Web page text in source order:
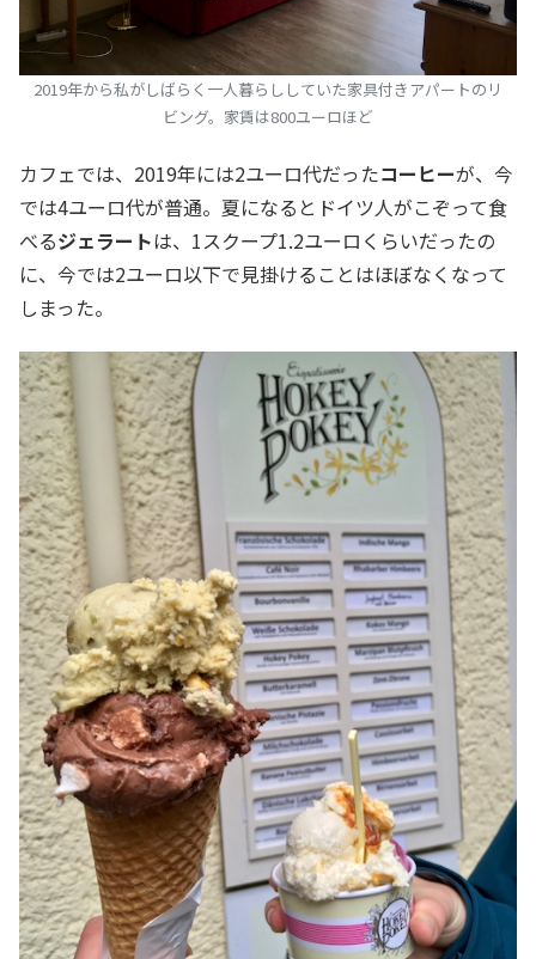
2019年から私がしばらく一人暮らししていた家具付きアパートのリ
ビング。家賃は800ユーロほど
カフェでは、2019年には2ユーロ代だったコーヒーが、今
では4ユーロ代が普通。夏になるとドイツ人がこぞって食
べるジェラートは、1スクープ1.2ユーロくらいだったの
に、今では2ユーロ以下で見掛けることはほぼなくなって
しまった。